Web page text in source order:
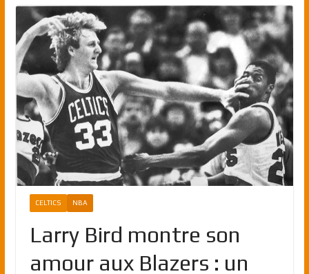
CELTICS NBA
Larry Bird montre son
amour aux Blazers : un